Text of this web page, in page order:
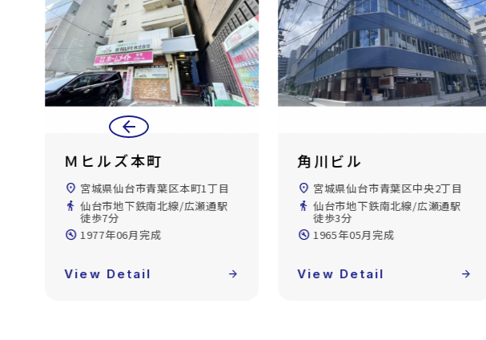
arrow_back
角川ビル
location_on 宮城県仙台市青葉区中央2丁目
directions_walk 仙台市地下鉄南北線/広瀬通駅
徒歩3分
build_circle 1965年05月完成
View Detail arrow_forward
第二日本オフィスビル
location_on 宮城県仙台市青葉区本町2丁目
directions_walk 仙台市地下鉄南北線/仙台駅 徒
歩4分
build_circle 1969年11月完成
View Detail arrow_forward